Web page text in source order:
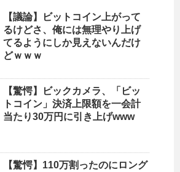
【議論】ビットコイン上がって
るけどさ、俺には無理やり上げ
てるようにしか見えないんだけ
どｗｗｗ
【驚愕】ビックカメラ、「ビッ
トコイン」決済上限額を一会計
当たり30万円に引き上げwww
【驚愕】110万割ったのにロング